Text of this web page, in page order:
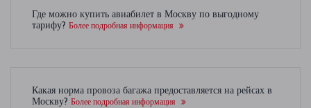
Где можно купить авиабилет в Москву по выгодному
тарифу? Более подробная информация
Какая норма провоза багажа предоставляется на рейсах в
Москву? Более подробная информация